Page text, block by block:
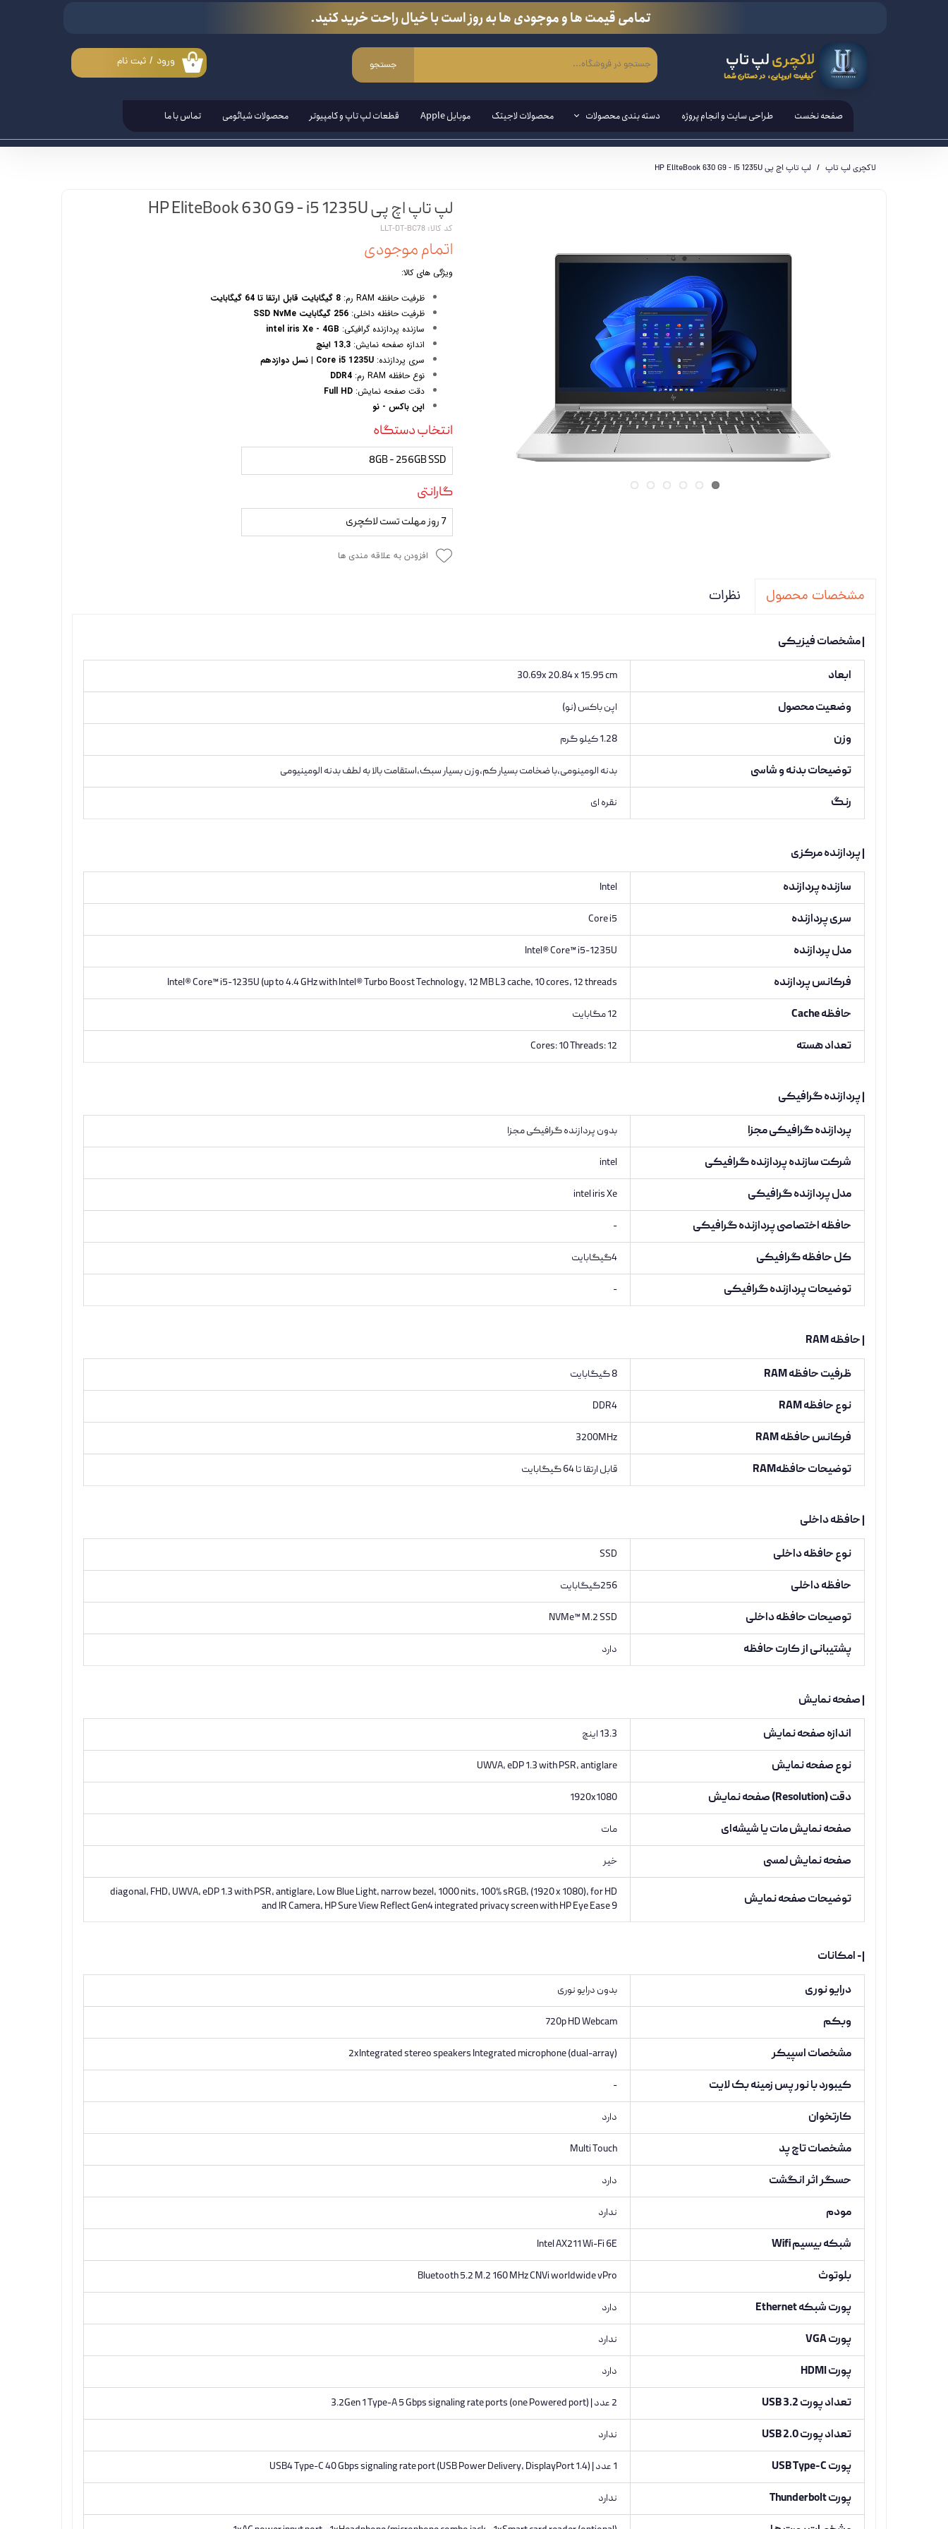
لاکچریلپ تاپ
کیفیت اروپایی، در دستان شما
جستجو ۰ ورود / ثبت نام
تغییر گذر واژه
سفارشات
صفحه نخست طراحی سایت و انجام پروژه دسته بندی محصولات
لوازم جانبی
تجهیزات و مودم
دانگل،لوازم خودرویی و محصولات کاربردی
ویدئو پروژکتور
محصولات لاجیتک موبایل Apple قطعات لپ تاپ و کامپیوتر محصولات شیائومی تماس با ما
تمامی قیمت ها و موجودی ها به روز است با خیال راحت خرید کنید.
لاکچری لپ تاپ لپ تاپ اچ پی HP EliteBook 630 G9 - i5 1235U
لپ تاپ اچ پی HP EliteBook 630 G9 - i5 1235U
کد کالا: LLT-DT-BC78
اتمام موجودی
ویژگی های کالا:
ظرفیت حافظه RAM رم:
8 گیگابایت قابل ارتقا تا 64 گیگابایت
ظرفیت حافظه داخلی:
سازنده پردازنده گرافیکی: intel iris Xe - 4GB
اندازه صفحه نمایش: 13.3 اینچ
سری پردازنده: Core i5 1235U | نسل دوازدهم
نوع حافظه RAM رم:
DDR4
دقت صفحه نمایش: Full HD
اپن باکس - نو
انتخاب دستگاه
8GB - 256GB SSD
گارانتی
7 روز مهلت تست لاکچری
افزودن به علاقه مندی ها
مشخصات محصول نظرات
| مشخصات فیزیکی
ابعاد 30.69x 20.84 x 15.95 cm
وضعیت محصول اپن باکس (نو)
وزن 1.28 کیلو گرم
توضیحات بدنه و شاسی بدنه الومینومی،با ضخامت بسیار کم،وزن بسیار سبک،استقامت بالا به لطف بدنه الومینیومی
رنگ نقره ای
| پردازنده مرکزی
سازنده پردازنده Intel
سری پردازنده Core i5
مدل پردازنده Intel® Core™ i5-1235U
فرکانس پردازنده Intel® Core™ i5-1235U (up to 4.4 GHz with Intel® Turbo Boost Technology, 12 MB L3 cache, 10 cores, 12 threads
حافظه Cache 12 مگابایت
تعداد هسته Cores: 10 Threads: 12
| پردازنده گرافیکی
پردازنده گرافیکی مجزا بدون پردازنده گرافیکی مجزا
شرکت سازنده پردازنده گرافیکی intel
مدل پردازنده گرافیکی intel iris Xe
حافظه اختصاصی پردازنده گرافیکی -
کل حافظه گرافیکی 4گیگابایت
توضیحات پردازنده گرافیکی -
| حافظه RAM
ظرفیت حافظه RAM 8 گیگابایت
نوع حافظه RAM DDR4
فرکانس حافظه RAM 3200MHz
توضیحات حافظهRAM قابل ارتقا تا 64 گیگابایت
| حافظه داخلی
نوع حافظه داخلی SSD
حافظه داخلی 256گیگابایت
توصیحات حافظه داخلی NVMe™ M.2 SSD
پشتیبانی از کارت حافظه دارد
| صفحه نمایش
اندازه صفحه نمایش 13.3 اینچ
نوع صفحه نمایش UWVA, eDP 1.3 with PSR, antiglare
دقت (Resolution) صفحه نمایش 1920x1080
صفحه نمایش مات یا شیشه‌ای مات
صفحه نمایش لمسی خیر
توضیحات صفحه نمایش
diagonal, FHD, UWVA, eDP 1.3 with PSR, antiglare, Low Blue Light, narrow bezel, 1000 nits, 100% sRGB, (1920 x 1080), for HD
and IR Camera, HP Sure View Reflect Gen4 integrated privacy screen with HP Eye Ease 9
|- امکانات
درایو نوری بدون درایو نوری
وبکم 720p HD Webcam
مشخصات اسپیکر 2xIntegrated stereo speakers Integrated microphone (dual-array)
کیبورد با نور پس زمینه بک لایت -
کارتخوان دارد
مشخصات تاچ پد Multi Touch
حسگر اثر انگشت دارد
مودم ندارد
شبکه بیسیم Wifi Intel AX211 Wi-Fi 6E
بلوتوث Bluetooth 5.2 M.2 160 MHz CNVi worldwide vPro
پورت شبکه Ethernet دارد
پورت VGA ندارد
پورت HDMI دارد
تعداد پورت USB 3.2 2 عدد | 3.2Gen 1 Type-A 5 Gbps signaling rate ports (one Powered port)
تعداد پورت USB 2.0 ندارد
پورت USB Type-C 1 عدد | USB4 Type-C 40 Gbps signaling rate port (USB Power Delivery, DisplayPort 1.4)
پورت Thunderbolt ندارد